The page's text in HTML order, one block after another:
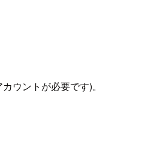
ウントが必要です)。